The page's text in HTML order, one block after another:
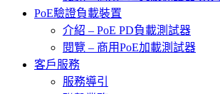
PoE驗證負載裝置
介紹 – PoE PD負載測試器
閱覽 – 商用PoE加載測試器
客戶服務
服務導引